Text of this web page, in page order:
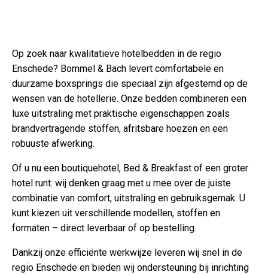
Op zoek naar kwalitatieve hotelbedden in de regio
Enschede? Bommel & Bach levert comfortabele en
duurzame boxsprings die speciaal zijn afgestemd op de
wensen van de hotellerie. Onze bedden combineren een
luxe uitstraling met praktische eigenschappen zoals
brandvertragende stoffen, afritsbare hoezen en een
robuuste afwerking.
Of u nu een boutiquehotel, Bed & Breakfast of een groter
hotel runt: wij denken graag met u mee over de juiste
combinatie van comfort, uitstraling en gebruiksgemak. U
kunt kiezen uit verschillende modellen, stoffen en
formaten – direct leverbaar of op bestelling.
Dankzij onze efficiënte werkwijze leveren wij snel in de
regio Enschede en bieden wij ondersteuning bij inrichting